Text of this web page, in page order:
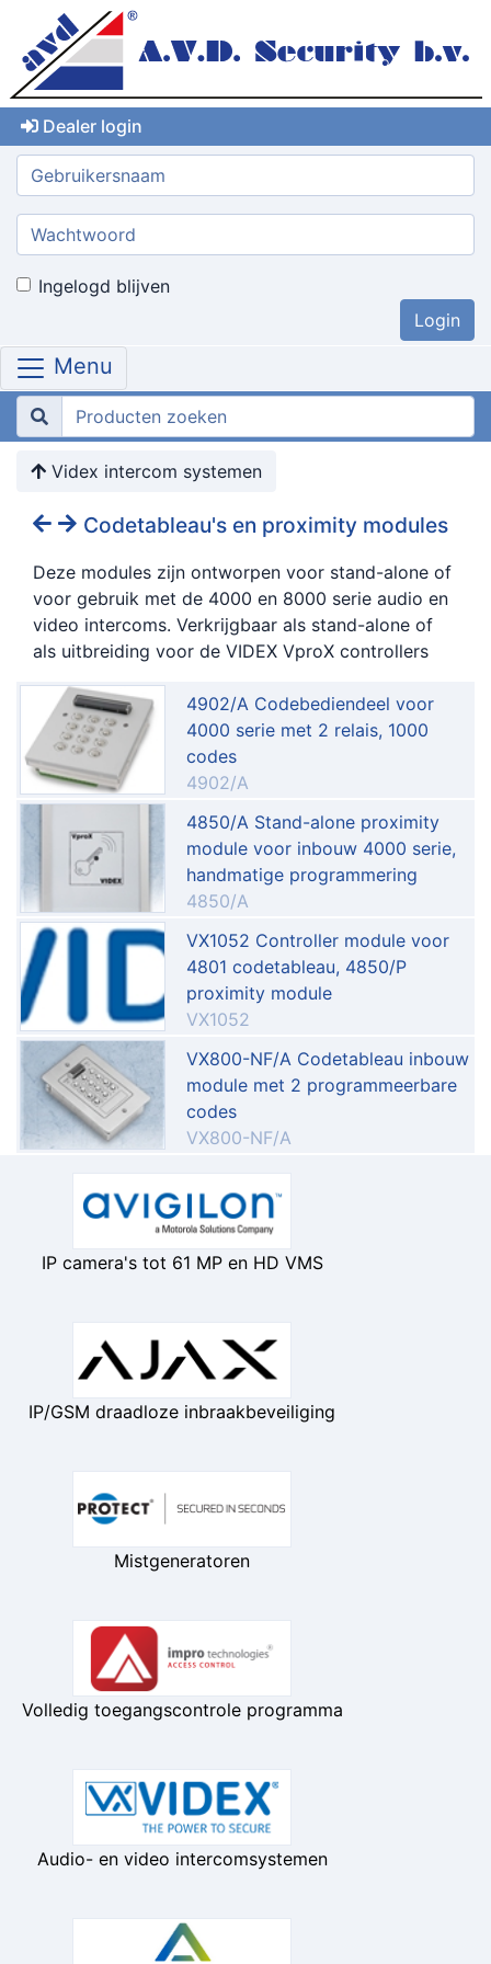
Dealer login
Gebruikersnaam:
Wachtwoord:
Ingelogd blijven
Menu
Videx intercom systemen
Codetableau's en proximity modules
Deze modules zijn ontworpen voor stand-alone of
voor gebruik met de 4000 en 8000 serie audio en
video intercoms. Verkrijgbaar als stand-alone of
als uitbreiding voor de VIDEX VproX controllers
4902/A Codebediendeel voor
4000 serie met 2 relais, 1000
codes
4902/A
4850/A Stand-alone proximity
module voor inbouw 4000 serie,
handmatige programmering
4850/A
VX1052 Controller module voor
4801 codetableau, 4850/P
proximity module
VX1052
VX800-NF/A Codetableau inbouw
module met 2 programmeerbare
codes
VX800-NF/A
IP camera's tot 61 MP en HD VMS
IP/GSM draadloze inbraakbeveiliging
Mistgeneratoren
Volledig toegangscontrole programma
Audio- en video intercomsystemen